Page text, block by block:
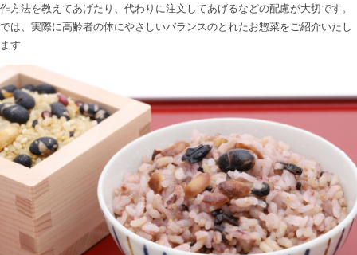
作方法を教えてあげたり、代わりに注文してあげるなどの配慮が大切です。
では、実際に高齢者の体にやさしいバランスのとれたお惣菜をご紹介いたし
ます